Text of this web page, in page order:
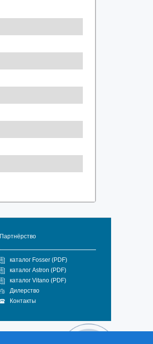
Партнёрство
каталог Fosser (PDF)
каталог Astron (PDF)
каталог Vitano (PDF)
Дилерство
Контакты